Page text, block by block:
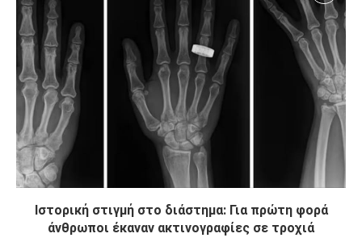
Ιστορική στιγμή στο διάστημα: Για πρώτη φορά
άνθρωποι έκαναν ακτινογραφίες σε τροχιά